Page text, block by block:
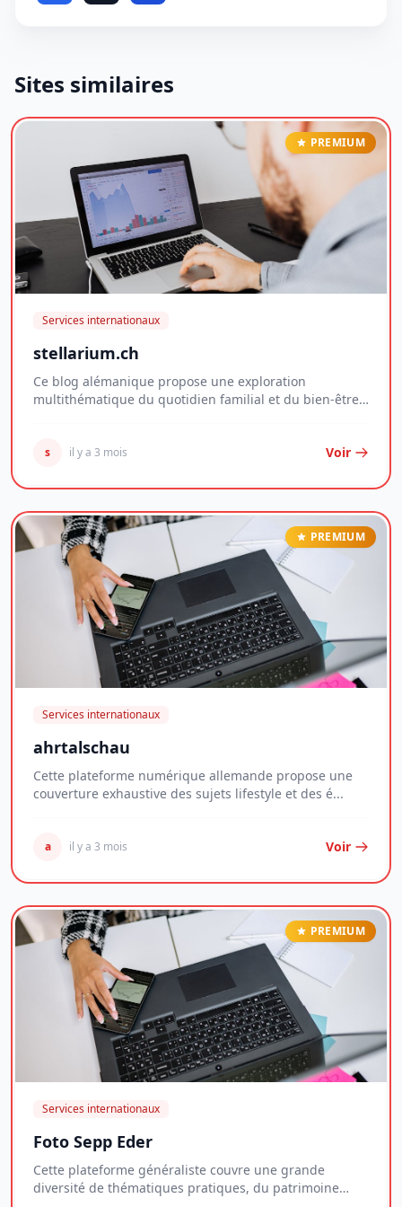
Sites similaires
PREMIUM
Services internationaux
stellarium.ch
Ce blog alémanique propose une exploration
multithématique du quotidien familial et du bien-être
s il y a 3 mois Voir
PREMIUM
Services internationaux
ahrtalschau
Cette plateforme numérique allemande propose une
couverture exhaustive des sujets lifestyle et des é...
a il y a 3 mois Voir
PREMIUM
Services internationaux
Foto Sepp Eder
Cette plateforme généraliste couvre une grande
diversité de thématiques pratiques, du patrimoine